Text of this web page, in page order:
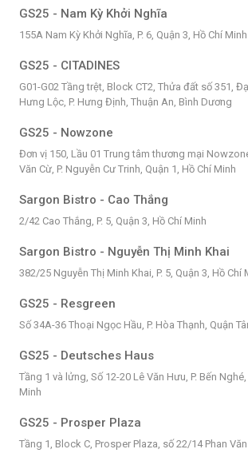
GS25 - Nam Kỳ Khởi Nghĩa
155A Nam Kỳ Khởi Nghĩa, P. 6, Quận 3, Hồ Chí Minh
GS25 - CITADINES
G01-G02 Tầng trệt, Block CT2, Thửa đất số 351,
Hưng Lộc, P. Hưng Định, Thuận An, Bình Dương
GS25 - Nowzone
Đơn vị 150, Lầu 01 Trung tâm thương mại
Văn Cừ, P. Nguyễn Cư Trinh, Quận 1, Hồ Chí Minh
Sargon Bistro - Cao Thắng
2/42 Cao Thắng, P. 5, Quận 3, Hồ Chí Minh
Sargon Bistro - Nguyễn Thị Minh Khai
382/25 Nguyễn Thị Minh Khai, P. 5, Quận 3, Hồ Chí
GS25 - Resgreen
Số 34A-36 Thoại Ngọc Hầu, P. Hòa Thạnh, Quận
GS25 - Deutsches Haus
Tầng 1 và lửng, Số 12-20 Lê Văn Hưu, P. Bến
Minh
GS25 - Prosper Plaza
Tầng 1, Block C, Prosper Plaza, số 22/14 Phan Văn